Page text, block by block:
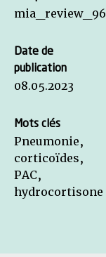
mia_review_96
Date de
publication
08.05.2023
Mots clés
Pneumonie,
corticoïdes,
PAC,
hydrocortisone